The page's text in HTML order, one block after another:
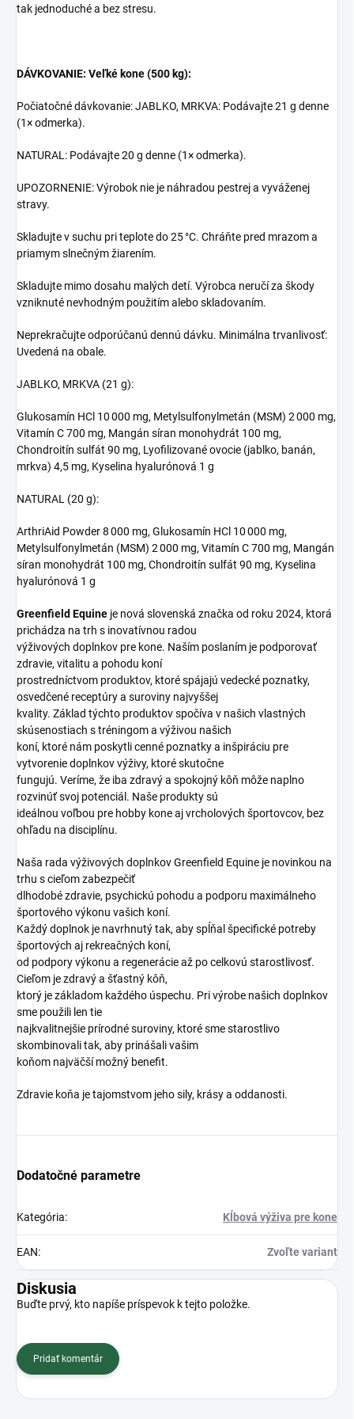
tak jednoduché a bez stresu.
DÁVKOVANIE: Veľké kone (500 kg):
Počiatočné dávkovanie: JABLKO, MRKVA: Podávajte 21 g denne
(1× odmerka).
NATURAL: Podávajte 20 g denne (1× odmerka).
UPOZORNENIE: Výrobok nie je náhradou pestrej a vyváženej
stravy.
Skladujte v suchu pri teplote do 25 °C. Chráňte pred mrazom a
priamym slnečným žiarením.
Skladujte mimo dosahu malých detí. Výrobca neručí za škody
vzniknuté nevhodným použitím alebo skladovaním.
Neprekračujte odporúčanú dennú dávku. Minimálna trvanlivosť:
Uvedená na obale.
JABLKO, MRKVA (21 g):
Glukosamín HCl 10 000 mg, Metylsulfonylmetán (MSM) 2 000 mg,
Vitamín C 700 mg, Mangán síran monohydrát 100 mg,
Chondroitín sulfát 90 mg, Lyofilizované ovocie (jablko, banán,
mrkva) 4,5 mg, Kyselina hyalurónová 1 g
NATURAL (20 g):
ArthriAid Powder 8 000 mg, Glukosamín HCl 10 000 mg,
Metylsulfonylmetán (MSM) 2 000 mg, Vitamín C 700 mg, Mangán
síran monohydrát 100 mg, Chondroitín sulfát 90 mg, Kyselina
hyalurónová 1 g
Greenfield Equine je nová slovenská značka od roku 2024, ktorá
prichádza na trh s inovatívnou radou
výživových doplnkov pre kone. Naším poslaním je podporovať
zdravie, vitalitu a pohodu koní
prostredníctvom produktov, ktoré spájajú vedecké poznatky,
osvedčené receptúry a suroviny najvyššej
kvality. Základ týchto produktov spočíva v našich vlastných
skúsenostiach s tréningom a výživou našich
koní, ktoré nám poskytli cenné poznatky a inšpiráciu pre
vytvorenie doplnkov výživy, ktoré skutočne
fungujú. Veríme, že iba zdravý a spokojný kôň môže naplno
rozvinúť svoj potenciál. Naše produkty sú
ideálnou voľbou pre hobby kone aj vrcholových športovcov, bez
ohľadu na disciplínu.
Naša rada výživových doplnkov Greenfield Equine je novinkou na
trhu s cieľom zabezpečiť
dlhodobé zdravie, psychickú pohodu a podporu maximálneho
športového výkonu vašich koní.
Každý doplnok je navrhnutý tak, aby spĺňal špecifické potreby
športových aj rekreačných koní,
od podpory výkonu a regenerácie až po celkovú starostlivosť.
Cieľom je zdravý a šťastný kôň,
ktorý je základom každého úspechu. Pri výrobe našich doplnkov
sme použili len tie
najkvalitnejšie prírodné suroviny, ktoré sme starostlivo
skombinovali tak, aby prinášali vašim
koňom najväčší možný benefit.
Zdravie koňa je tajomstvom jeho sily, krásy a oddanosti.
Dodatočné parametre
Kategória: Kĺbová výživa pre kone
EAN: Zvoľte variant
Diskusia
Buďte prvý, kto napíše príspevok k tejto položke.
Pridať komentár